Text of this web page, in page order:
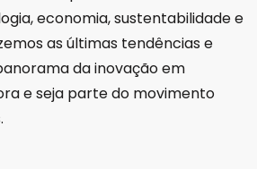
economia, sustentabilidade e
as últimas tendências e
da inovação em
e seja parte do movimento